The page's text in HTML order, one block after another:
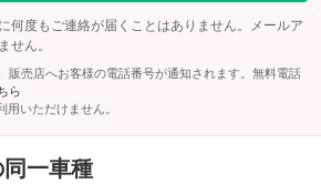
何度もご連絡が届くことはありません。メールア
せん。
販売店へお客様の電話番号が通知されます。無料電話
ら
用いただけません。
一車種